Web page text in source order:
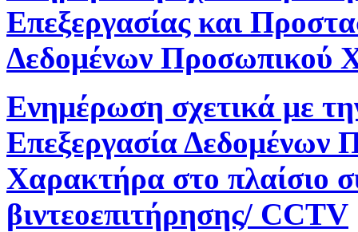
Επεξεργασίας και
Δεδομένων Προσωπικού
Ενημέρωση σχετικά με
Επεξεργασία Δεδομένων
Χαρακτήρα στο πλαίσιο
βιντεοεπιτήρησης/ CCTV